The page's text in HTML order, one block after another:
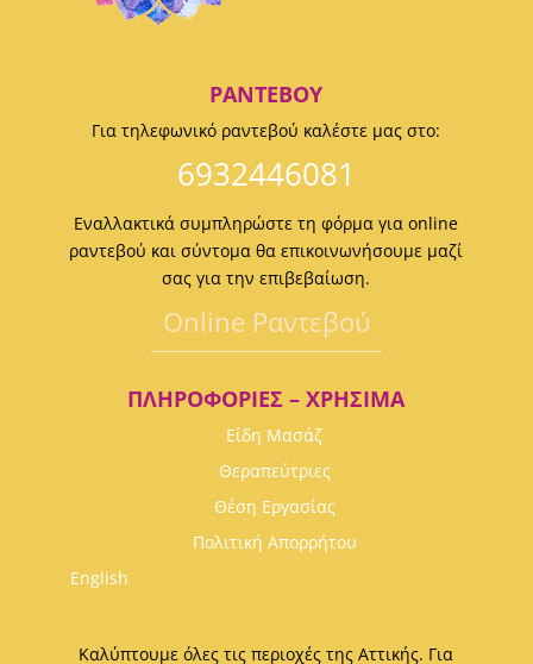
ΡΑΝΤΕΒΟΎ
Για τηλεφωνικό ραντεβού καλέστε μας στο:
6932446081
Εναλλακτικά συμπληρώστε τη φόρμα για online
ραντεβού και σύντομα θα επικοινωνήσουμε μαζί
σας για την επιβεβαίωση.
Οnline Ραντεβού
ΠΛΗΡΟΦΟΡΊΕΣ – ΧΡΉΣΙΜΑ
Είδη Μασάζ
Θεραπεύτριες
Θέση Εργασίας
Πολιτική Απορρήτου
English
Καλύπτουμε όλες τις περιοχές της Αττικής. Για